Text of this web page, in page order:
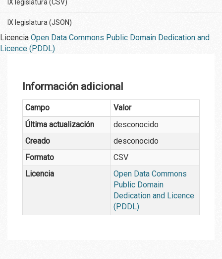
IX legislatura (CSV)
IX legislatura (JSON)
Licencia Open Data Commons Public Domain Dedication and
Licence (PDDL)
Información adicional
Campo
Valor
Última actualización
desconocido
Creado
desconocido
Formato
CSV
Licencia
Open Data Commons
Public Domain
Dedication and Licence
(PDDL)